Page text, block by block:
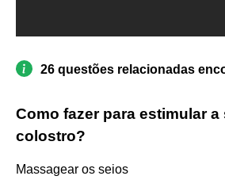
26 questões relacionadas
Como fazer para estimular a
colostro?
Massagear os seios